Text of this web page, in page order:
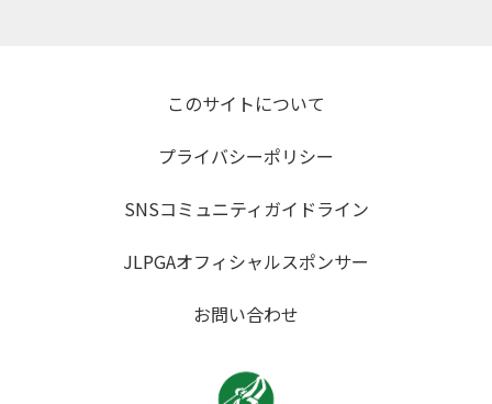
このサイトについて
プライバシーポリシー
SNSコミュニティガイドライン
JLPGAオフィシャルスポンサー
お問い合わせ